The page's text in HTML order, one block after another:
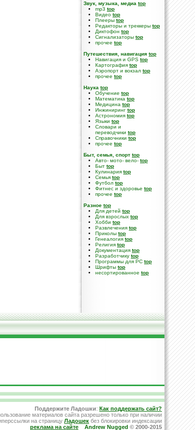
Звук, музыка, медиа top
mp3 top
Видео top
Плееры top
Редакторы и треккеры top
Диктофон top
Сигнализаторы top
прочее top
Путешествия, навигация top
Навигация и GPS top
Картография top
Аэропорт и вокзал top
прочее top
Наука top
Обучение top
Математика top
Медицина top
Инжиниринг top
Астрономия top
Языки top
Словари и
переводчики top
Справочники top
прочее top
Быт, семья, спорт top
Авто- мото- вело- top
Быт top
Кулинария top
Семья top
Футбол top
Фитнес и здоровье top
прочее top
Разное top
Для детей top
Для взрослых top
Хобби top
Развлечения top
Приколы top
Генеалогия top
Религия top
Документация top
Разработчику top
Программы для PC top
Шрифты top
несортированное top
Поддержите Ладошки: Как поддержать сайт?
материалов сайта разрешено только при наличии
на страницу Ладошек без блокировки индексации
реклама на сайте
Andrew Nugged © 2000-2015